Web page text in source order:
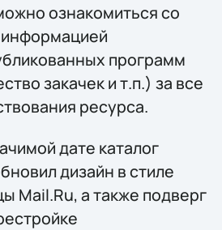
ознакомиться со
информацией
программ
закачек и т.п.) за все
ресурса.
дате каталог
дизайн в стиле
Mail.Ru, а также подверг